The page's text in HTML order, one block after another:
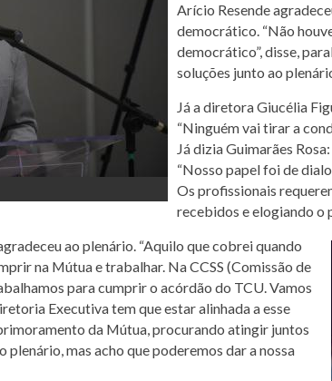
Arício Resende
democrático. “Não
democrático”, disse,
soluções junto ao
Já a diretora Giucélia
“Ninguém vai tirar a
Já dizia Guimarães
“Nosso papel foi de
Os profissionais
recebidos e elogiando o
ao plenário. “Aquilo que cobrei quando
na Mútua e trabalhar. Na CCSS (Comissão de
para cumprir o acórdão do TCU. Vamos
Executiva tem que estar alinhada a esse
da Mútua, procurando atingir juntos
mas acho que poderemos dar a nossa